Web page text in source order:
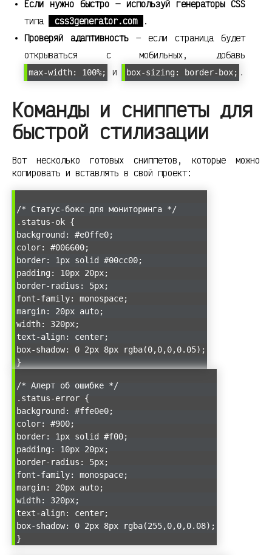
Если нужно быстро — используй генераторы CSS
типа
css3generator.com
.
Проверяй адаптивность— если страница будет
открываться с мобильных, добавь
max-width: 100%; и box-sizing: border-box; .
Команды и сниппеты для
быстрой стилизации
Вот несколько готовых сниппетов, которые можно
копировать и вставлять в свой проект:
/* Статус-бокс для мониторинга */
.status-ok {
background: #e0ffe0;
color: #006600;
border: 1px solid #00cc00;
padding: 10px 20px;
border-radius: 5px;
font-family: monospace;
margin: 20px auto;
width: 320px;
text-align: center;
box-shadow: 0 2px 8px rgba(0,0,0,0.05);
}
/* Алерт об ошибке */
.status-error {
background: #ffe0e0;
color: #900;
border: 1px solid #f00;
padding: 10px 20px;
border-radius: 5px;
font-family: monospace;
margin: 20px auto;
width: 320px;
text-align: center;
box-shadow: 0 2px 8px rgba(255,0,0,0.08);
}